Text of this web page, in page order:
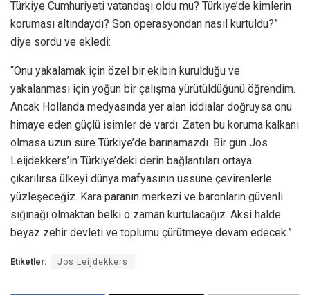
Türkiye Cumhuriyeti vatandaşı oldu mu? Türkiye’de kimlerin
koruması altındaydı? Son operasyondan nasıl kurtuldu?”
diye sordu ve ekledi:
“Onu yakalamak için özel bir ekibin kurulduğu ve
yakalanması için yoğun bir çalışma yürütüldüğünü öğrendim.
Ancak Hollanda medyasında yer alan iddialar doğruysa onu
himaye eden güçlü isimler de vardı. Zaten bu koruma kalkanı
olmasa uzun süre Türkiye’de barınamazdı. Bir gün Jos
Leijdekkers’in Türkiye’deki derin bağlantıları ortaya
çıkarılırsa ülkeyi dünya mafyasının üssüne çevirenlerle
yüzleşeceğiz. Kara paranın merkezi ve baronların güvenli
sığınağı olmaktan belki o zaman kurtulacağız. Aksi halde
beyaz zehir devleti ve toplumu çürütmeye devam edecek.”
Etiketler: Jos Leijdekkers